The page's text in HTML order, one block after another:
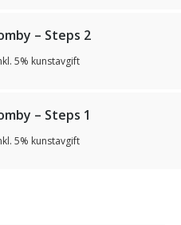
– Steps 2
5% kunstavgift
– Steps 1
5% kunstavgift